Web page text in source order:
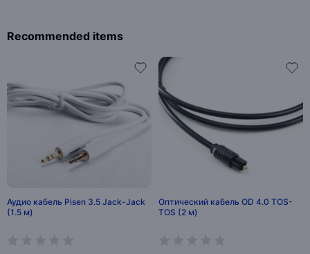
Recommended items
Аудио кабель Pisen 3.5 Jack-Jack
(1.5 м)
Оптический кабель OD 4.0 TOS-
TOS (2 м)